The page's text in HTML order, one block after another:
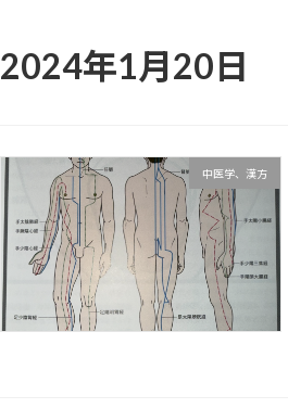
2024年1月20日
中医学、漢方